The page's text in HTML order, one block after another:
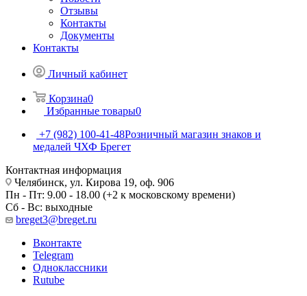
Отзывы
Контакты
Документы
Контакты
Личный кабинет
Корзина0
Избранные товары0
+7 (982) 100-41-48Розничный магазин знаков и
медалей ЧХФ Брегет
Контактная информация
Челябинск, ул. Кирова 19, оф. 906
Пн - Пт: 9.00 - 18.00 (+2 к московскому времени)
Сб - Вс: выходные
breget3@breget.ru
Вконтакте
Telegram
Одноклассники
Rutube